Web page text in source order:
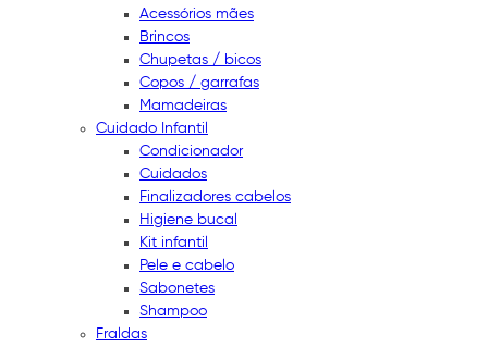
Acessórios mães
Brincos
Chupetas / bicos
Copos / garrafas
Mamadeiras
Cuidado Infantil
Condicionador
Cuidados
Finalizadores cabelos
Higiene bucal
Kit infantil
Pele e cabelo
Sabonetes
Shampoo
Fraldas